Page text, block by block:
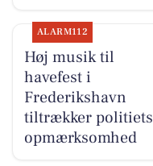
ALARM112
Høj musik til
havefest i
Frederikshavn
tiltrækker politiets
opmærksomhed